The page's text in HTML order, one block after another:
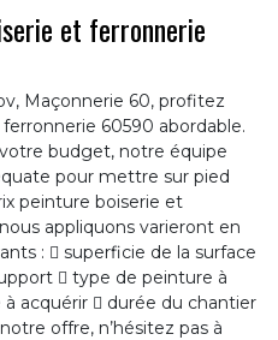
et ferronnerie
Maçonnerie 60, profitez
60590 abordable.
budget, notre équipe
pour mettre sur pied
peinture boiserie et
appliquons varieront en
:  superficie de la surface
 type de peinture à
acquérir  durée du chantier
offre, n’hésitez pas à